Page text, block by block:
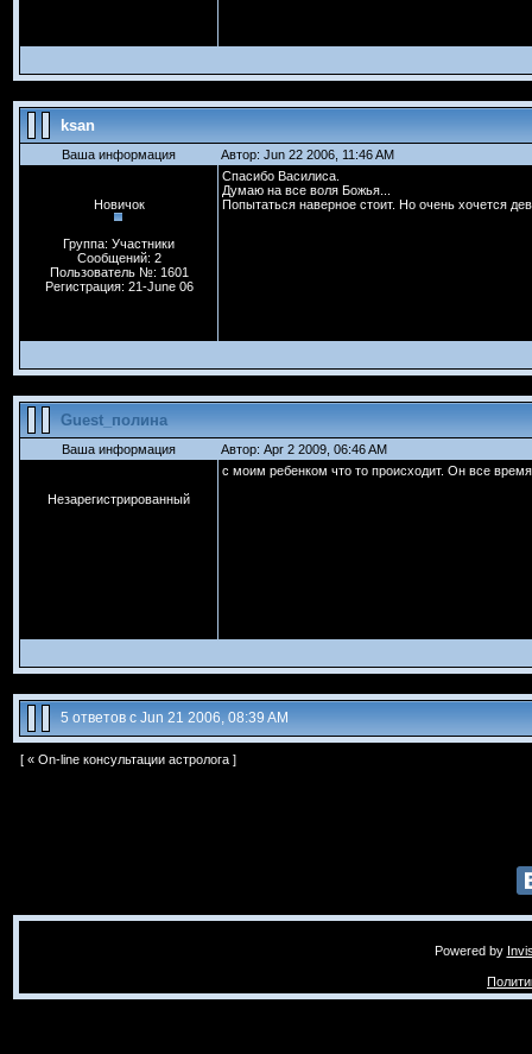
ksan
Ваша информация Автор: Jun 22 2006, 11:46 AM
Новичок
Группа: Участники
Сообщений: 2
Пользователь №: 1601
Регистрация: 21-June 06
Спасибо Василиса.
Думаю на все воля Божья...
Попытаться наверное стоит. Но очень хочется
Guest_полина
Ваша информация Автор: Apr 2 2009, 06:46 AM
Незарегистрированный
с моим ребенком что то происходит. Он все
5 ответов с Jun 21 2006, 08:39 AM
[ « On-line консультации астролога ]
Powered by